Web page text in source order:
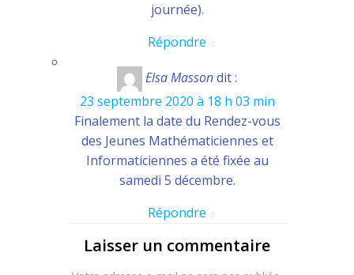
journée).
Répondre
Elsa Massondit :
23 septembre 2020 à 18 h 03 min
Finalement la date du Rendez-vous
des Jeunes Mathématiciennes et
Informaticiennes a été fixée au
samedi 5 décembre.
Répondre
Laisser un commentaire